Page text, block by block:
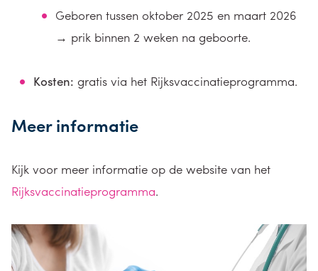
Geboren tussen oktober 2025 en maart 2026
→ prik binnen 2 weken na geboorte.
Kosten: gratis via het Rijksvaccinatieprogramma.
Meer informatie
Kijk voor meer informatie op de website van het
Rijksvaccinatieprogramma.